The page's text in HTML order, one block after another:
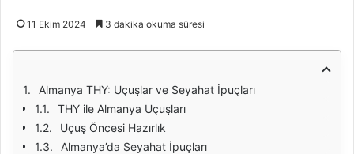
11 Ekim 2024 3 dakika okuma süresi
Almanya THY: Uçuşlar ve Seyahat İpuçları
THY ile Almanya Uçuşları
Uçuş Öncesi Hazırlık
Almanya’da Seyahat İpuçları